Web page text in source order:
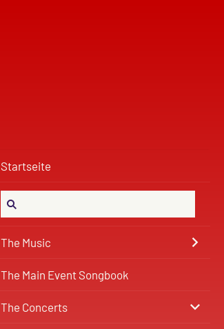
Startseite
The Music
The Main Event Songbook
The Concerts